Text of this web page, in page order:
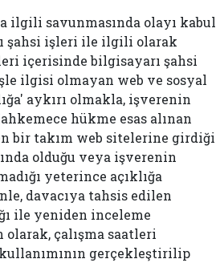
ilgili savunmasında olayı kabul
şahsi işleri ile ilgili olarak
içerisinde bilgisayarı şahsi
ilgisi olmayan web ve sosyal
aykırı olmakla, işverenin
hükme esas alınan
bir takım web sitelerine girdiği
olduğu veya işverenin
yeterince açıklığa
davacıya tahsis edilen
ile yeniden inceleme
çalışma saatleri
gerçekleştirilip